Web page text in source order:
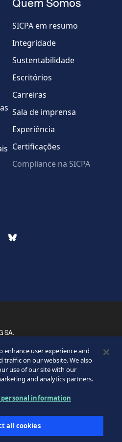
obrigatórios
Quem Somos
SICPA em resumo
Integridade
Sustentabilidade
Escritórios
Carreiras
Sala de imprensa
Experiência
Certificações
Compliance na SICPA
SA.
Direitos de Privacidade
enhance user experience and
traffic on our website. We also
use of our site with our
and analytics partners.
personal information
all cookies